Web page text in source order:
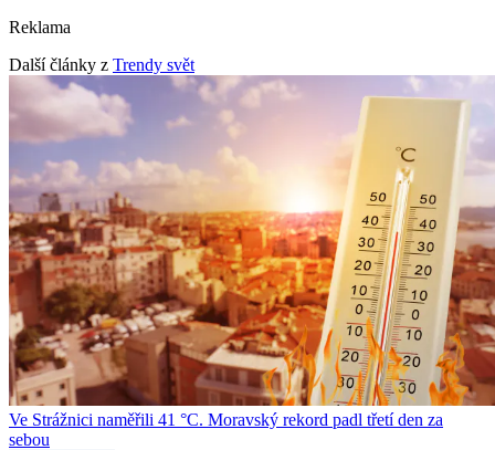
Reklama
Další články z Trendy svět
Ve Strážnici naměřili 41 °C. Moravský rekord padl třetí den za
sebou